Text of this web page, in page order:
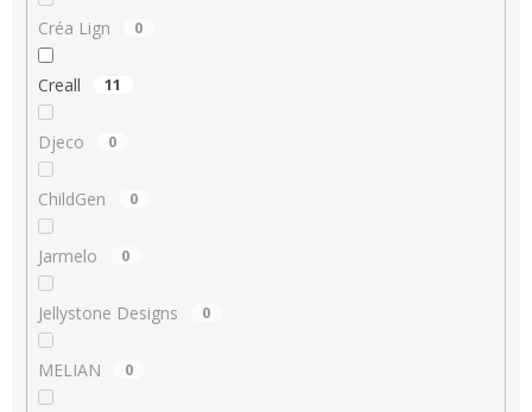
Créa Lign 0
Creall 11
Djeco 0
ChildGen 0
Jarmelo 0
Jellystone Designs 0
MELIAN 0